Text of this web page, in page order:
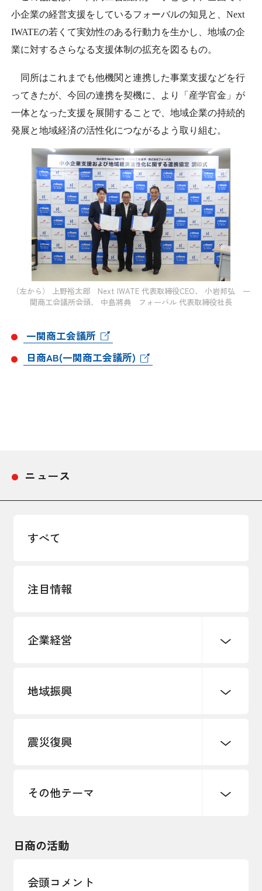
青年部・女性会
日商創立100周年宣言
情報公開
採用情報
アクセス
所信
小企業の経営支援をしているフォーバルの知見と、 Next
IWATEの若くて実効性のある行動力を生かし、地域の企
業に対するさらなる支援体制の拡充を図るもの。
同所はこれまでも他機関と連携した事業支援などを行
ってきたが、今回の連携を契機に、より「産学官金」が
一体となった支援を展開することで、地域企業の持続的
発展と地域経済の活性化につながるよう取り組む。
（左から） 上野裕太郎 Next IWATE 代表取締役CEO、 小岩邦弘 一
関商工会議所会頭、 中島將典 フォーバル 代表取締役社長
一関商工会議所
日商AB(一関商工会議所)
ニュース
すべて
注目情報
企業経営
創業
事業承継・引継ぎ支援
雇用・労働・人材確保
地域振興
まちづくり
震災復興
令和６年能登半島地震関連
その他テーマ
インボイス制度
日商の活動
会頭コメント